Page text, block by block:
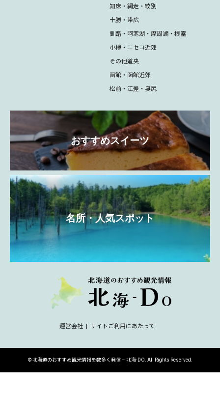
知床・網走・紋別
十勝・帯広
釧路・阿寒湖・摩周湖・根室
小樽・ニセコ近郊
その他道央
函館・函館近郊
松前・江差・奥尻
おすすめスイーツ
名所・人気スポット
運営会社 サイトご利用にあたって
©北海道のおすすめ観光情報を数多く発信 – 北海-DO . All Rights Reserved.